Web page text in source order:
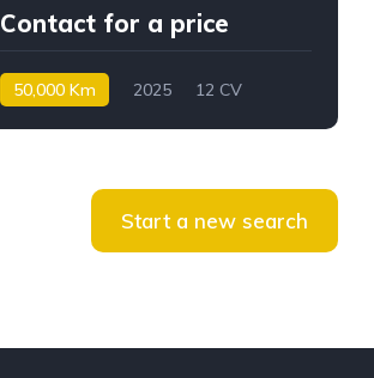
Contact for a price
50,000 Km 2025
12 CV
Start a new search